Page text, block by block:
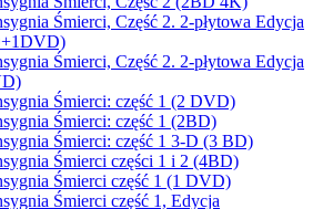
Śmierci, Część 2. 2-płytowa Edycja
Śmierci, Część 2. 2-płytowa Edycja
Śmierci: część 1 (2 DVD)
Śmierci: część 1 (2BD)
Śmierci: część 1 3-D (3 BD)
Śmierci części 1 i 2 (4BD)
Śmierci część 1 (1 DVD)
Śmierci część 1, Edycja